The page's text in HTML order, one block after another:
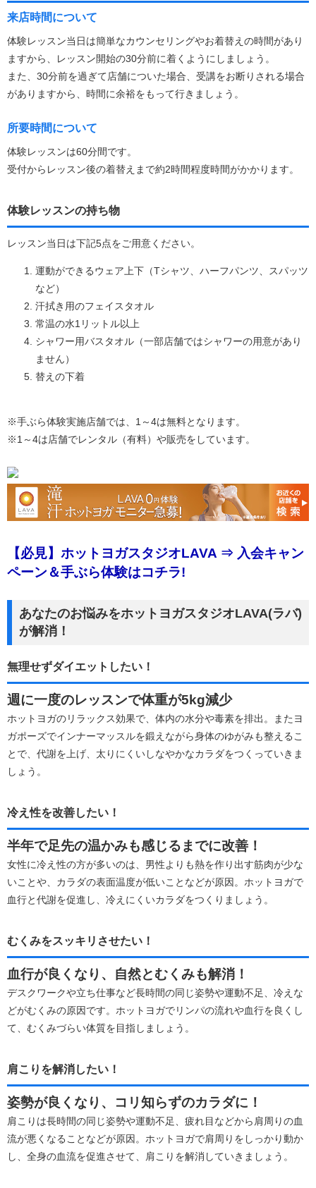
来店時間について
体験レッスン当日は簡単なカウンセリングやお着替えの時間があり
ますから、レッスン開始の30分前に着くようにしましょう。
また、30分前を過ぎて店舗についた場合、受講をお断りされる場合
がありますから、時間に余裕をもって行きましょう。
所要時間について
体験レッスンは60分間です。
受付からレッスン後の着替えまで約2時間程度時間がかかります。
体験レッスンの持ち物
レッスン当日は下記5点をご用意ください。
運動ができるウェア上下（Tシャツ、ハーフパンツ、スパッツ
など）
汗拭き用のフェイスタオル
常温の水1リットル以上
シャワー用バスタオル（一部店舗ではシャワーの用意があり
ません）
替えの下着
※手ぶら体験実施店舗では、1～4は無料となります。
※1～4は店舗でレンタル（有料）や販売をしています。
【必見】ホットヨガスタジオLAVA ⇒ 入会キャン
ペーン＆手ぶら体験はコチラ!
あなたのお悩みをホットヨガスタジオLAVA(ラバ)
が解消！
無理せずダイエットしたい！
週に一度のレッスンで体重が5kg減少
ホットヨガのリラックス効果で、体内の水分や毒素を排出。またヨ
ガポーズでインナーマッスルを鍛えながら身体のゆがみも整えるこ
とで、代謝を上げ、太りにくいしなやかなカラダをつくっていきま
しょう。
冷え性を改善したい！
半年で足先の温かみも感じるまでに改善！
女性に冷え性の方が多いのは、男性よりも熱を作り出す筋肉が少な
いことや、カラダの表面温度が低いことなどが原因。ホットヨガで
血行と代謝を促進し、冷えにくいカラダをつくりましょう。
むくみをスッキリさせたい！
血行が良くなり、自然とむくみも解消！
デスクワークや立ち仕事など長時間の同じ姿勢や運動不足、冷えな
どがむくみの原因です。ホットヨガでリンパの流れや血行を良くし
て、むくみづらい体質を目指しましょう。
肩こりを解消したい！
姿勢が良くなり、コリ知らずのカラダに！
肩こりは長時間の同じ姿勢や運動不足、疲れ目などから肩周りの血
流が悪くなることなどが原因。ホットヨガで肩周りをしっかり動か
し、全身の血流を促進させて、肩こりを解消していきましょう。